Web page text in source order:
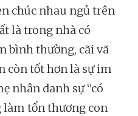
chúc nhau ngủ trên
là trong nhà có
bình thường, cãi vã
còn tốt hơn là sự im
nhân danh sự “có
làm tổn thương con